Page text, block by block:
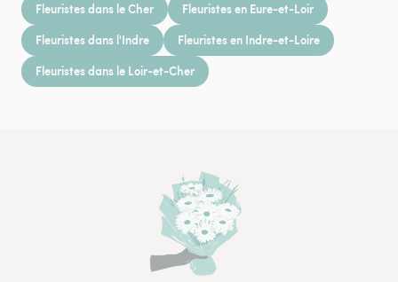
Fleuristes dans le Cher
Fleuristes en Eure-et-Loir
Fleuristes dans l'Indre
Fleuristes en Indre-et-Loire
Fleuristes dans le Loir-et-Cher